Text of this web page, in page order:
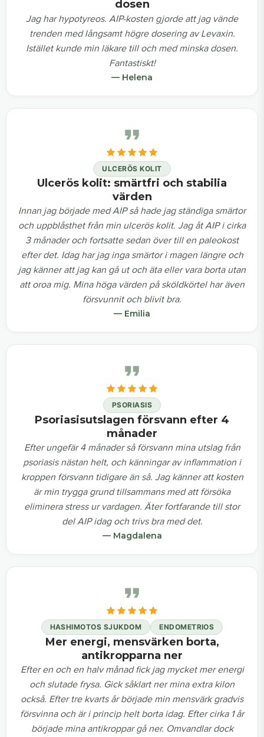
dosen
Jag har hypotyreos. AIP-kosten gjorde att jag vände
trenden med långsamt högre dosering av Levaxin.
Istället kunde min läkare till och med minska dosen.
Fantastiskt!
— Helena
ULCERÖS KOLIT
Ulcerös kolit: smärtfri och stabilia
värden
Innan jag började med AIP så hade jag ständiga smärtor
och uppblåsthet från min ulcerös kolit. Jag åt AIP i cirka
3 månader och fortsatte sedan över till en paleokost
efter det. Idag har jag inga smärtor i magen längre och
jag känner att jag kan gå ut och äta eller vara borta utan
att oroa mig. Mina höga värden på sköldkörtel har även
försvunnit och blivit bra.
— Emilia
PSORIASIS
Psoriasisutslagen försvann efter 4
månader
Efter ungefär 4 månader så försvann mina utslag från
psoriasis nästan helt, och känningar av inflammation i
kroppen försvann tidigare än så. Jag känner att kosten
är min trygga grund tillsammans med att försöka
eliminera stress ur vardagen. Äter fortfarande till stor
del AIP idag och trivs bra med det.
— Magdalena
HASHIMOTOS SJUKDOM ENDOMETRIOS
Mer energi, mensvärken borta,
antikropparna ner
Efter en och en halv månad fick jag mycket mer energi
och slutade frysa. Gick såklart ner mina extra kilon
också. Efter tre kvarts år började min mensvärk gradvis
försvinna och är i princip helt borta idag. Efter cirka 1 år
började mina antikroppar gå ner. Omvandlar dock